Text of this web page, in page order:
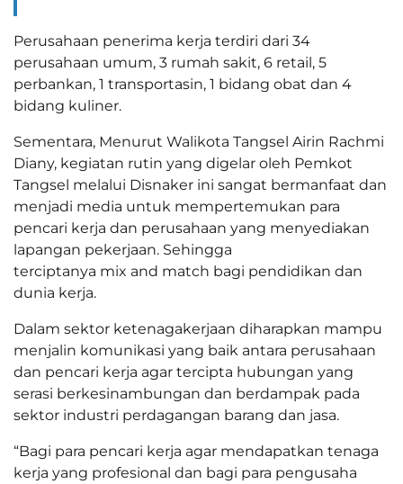
Perusahaan penerima kerja terdiri dari 34
perusahaan umum, 3 rumah sakit, 6 retail, 5
perbankan, 1 transportasin, 1 bidang obat dan 4
bidang kuliner.
Sementara, Menurut Walikota Tangsel Airin Rachmi
Diany, kegiatan rutin yang digelar oleh Pemkot
Tangsel melalui Disnaker ini sangat bermanfaat dan
menjadi media untuk mempertemukan para
pencari kerja dan perusahaan yang menyediakan
lapangan pekerjaan. Sehingga
terciptanya mix and match bagi pendidikan dan
dunia kerja.
Dalam sektor ketenagakerjaan diharapkan mampu
menjalin komunikasi yang baik antara perusahaan
dan pencari kerja agar tercipta hubungan yang
serasi berkesinambungan dan berdampak pada
sektor industri perdagangan barang dan jasa.
“Bagi para pencari kerja agar mendapatkan tenaga
kerja yang profesional dan bagi para pengusaha